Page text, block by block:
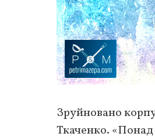
Зруйновано
Ткаченко. «Понад